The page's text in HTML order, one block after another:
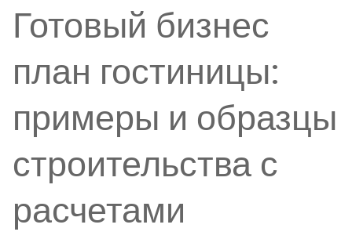
Готовый бизнес
план гостиницы:
примеры и образцы
строительства с
расчетами